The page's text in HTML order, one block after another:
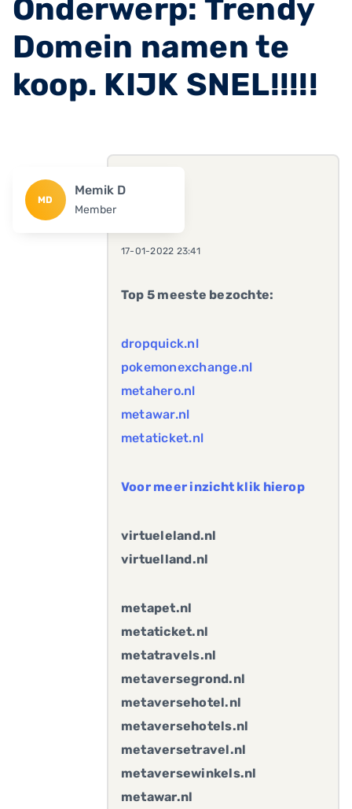
Onderwerp: Trendy
Domein namen te
koop. KIJK SNEL!!!!!
MD
Memik D
Member
17-01-2022 23:41
Top 5 meeste bezochte:
dropquick.nl
pokemonexchange.nl
metahero.nl
metawar.nl
metaticket.nl
Voor meer inzicht klik hierop
virtueleland.nl
virtuelland.nl
metapet.nl
metaticket.nl
metatravels.nl
metaversegrond.nl
metaversehotel.nl
metaversehotels.nl
metaversetravel.nl
metaversewinkels.nl
metawar.nl